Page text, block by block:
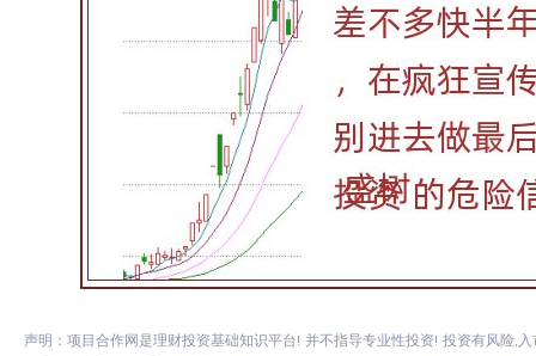
声明：项目合作网是理财投资基础知识平台! 并不指导专业性投资! 投资有风险,入